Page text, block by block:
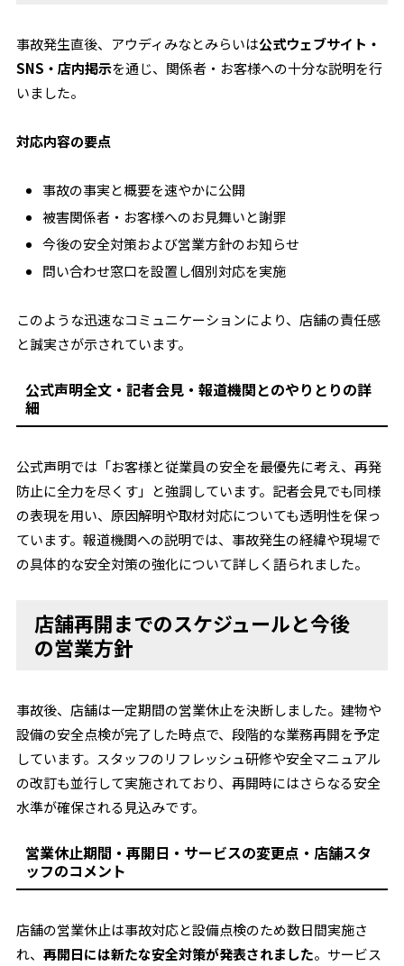
事故発生直後、アウディみなとみらいは公式ウェブサイト・
SNS・店内掲示を通じ、関係者・お客様への十分な説明を行
いました。
対応内容の要点
事故の事実と概要を速やかに公開
被害関係者・お客様へのお見舞いと謝罪
今後の安全対策および営業方針のお知らせ
問い合わせ窓口を設置し個別対応を実施
このような迅速なコミュニケーションにより、店舗の責任感
と誠実さが示されています。
公式声明全文・記者会見・報道機関とのやりとりの詳
細
公式声明では「お客様と従業員の安全を最優先に考え、再発
防止に全力を尽くす」と強調しています。記者会見でも同様
の表現を用い、原因解明や取材対応についても透明性を保っ
ています。報道機関への説明では、事故発生の経緯や現場で
の具体的な安全対策の強化について詳しく語られました。
店舗再開までのスケジュールと今後
の営業方針
事故後、店舗は一定期間の営業休止を決断しました。建物や
設備の安全点検が完了した時点で、段階的な業務再開を予定
しています。スタッフのリフレッシュ研修や安全マニュアル
の改訂も並行して実施されており、再開時にはさらなる安全
水準が確保される見込みです。
営業休止期間・再開日・サービスの変更点・店舗スタ
ッフのコメント
店舗の営業休止は事故対応と設備点検のため数日間実施さ
れ、再開日には新たな安全対策が発表されました。サービス